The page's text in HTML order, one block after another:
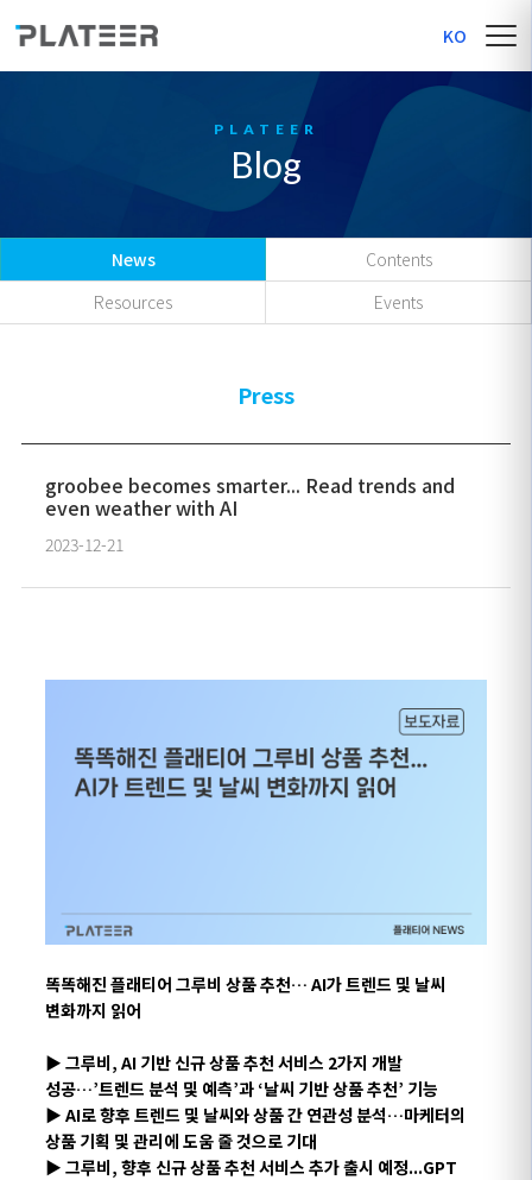
KO
Blog
News
Contents
Resources
Events
Press
groobee becomes smarter... Read trends and
even weather with AI
2023-12-21
똑똑해진 플래티어 그루비 상품 추천… AI가 트렌드 및 날씨
변화까지 읽어
▶ 그루비, AI 기반 신규 상품 추천 서비스 2가지 개발
성공…’트렌드 분석 및 예측’과 ‘날씨 기반 상품 추천’ 기능
▶ AI로향후 트렌드 및 날씨와상품간 연관성 분석…마케터의
상품 기획 및 관리에 도움 줄 것으로 기대
▶ 그루비, 향후 신규 상품 추천 서비스 추가 출시 예정...GPT